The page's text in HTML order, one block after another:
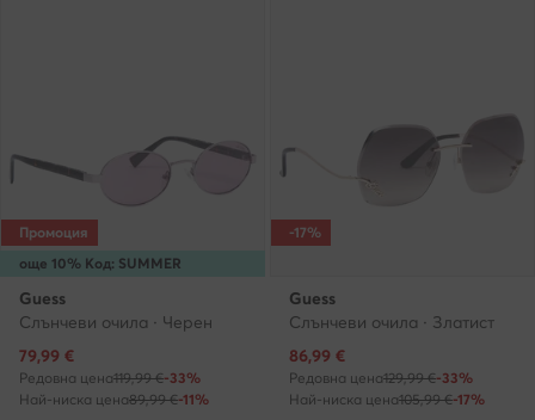
още 10% Код: SUMMER
Промоция
Guess
Слънчеви очила · Черен
Актуална цена
79,99 €
Редовна цена119,99 €-33%
Най-ниска цена89,99 €-11%
-17%
Guess
Слънчеви очила · Златист
Актуална цена
86,99 €
Редовна цена129,99 €-33%
Най-ниска цена105,99 €-17%